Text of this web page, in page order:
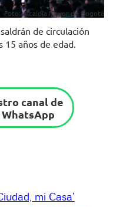
Foto: Alcaldía Mayor de Bogotá
de circulación
15 años de edad.
canal de
mi Casa’